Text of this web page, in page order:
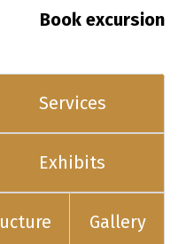
Book excursion
Services
Exhibits
Gallery